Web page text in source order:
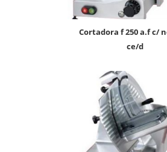
cortadora f 250 a.f c/ normas
ce/d